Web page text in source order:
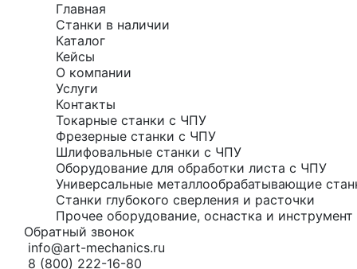
Главная
Станки в наличии
Каталог
Кейсы
О компании
Услуги
Контакты
Токарные станки с ЧПУ
Фрезерные станки с ЧПУ
Шлифовальные станки с ЧПУ
Оборудование для обработки листа с ЧПУ
Универсальные металлообрабатывающие
Станки глубокого сверления и расточки
Прочее оборудование, оснастка и
Обратный звонок
info@art-mechanics.ru
8 (800) 222-16-80